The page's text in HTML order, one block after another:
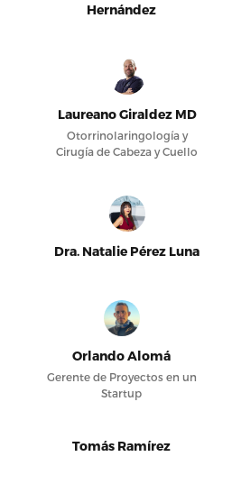
Hernández
Laureano Giraldez MD
Otorrinolaringología y
Cirugía de Cabeza y Cuello
Dra. Natalie Pérez Luna
Orlando Alomá
Gerente de Proyectos en un
Startup
Tomás Ramírez